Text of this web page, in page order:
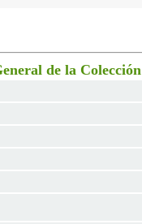
de la Colección